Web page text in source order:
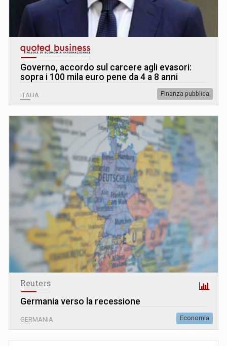
Governo, accordo sul carcere agli evasori:
sopra i 100 mila euro pene da 4 a 8 anni
ITALIA Finanza pubblica
Reuters
Germania verso la recessione
GERMANIA Economia